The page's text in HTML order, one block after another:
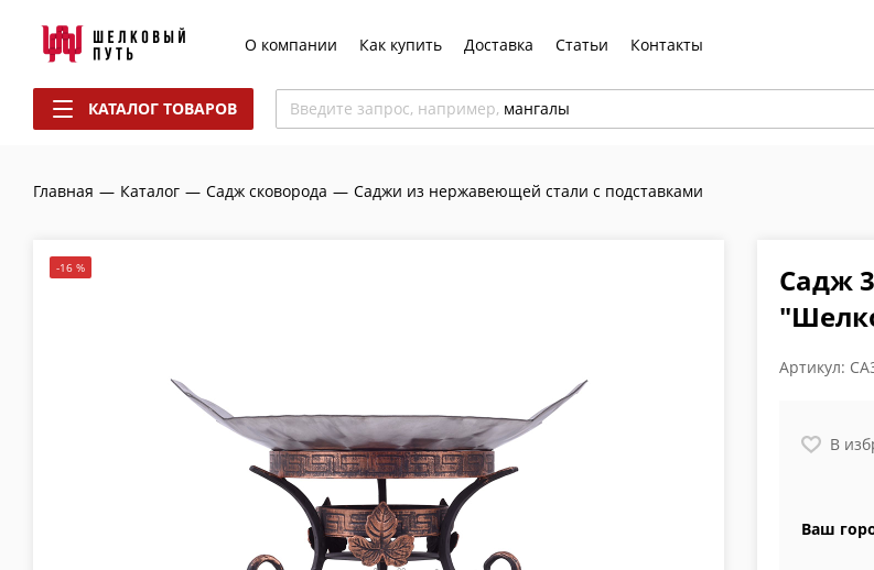
О компании Как купить Доставка Статьи Контакты
КАТАЛОГ ТОВАРОВ Введите запрос, например, мангалы
Главная — Каталог — Садж сковорода — Саджи из нержавеющей стали с подставками
-16 %
Садж
Артикул:
В
Ваш